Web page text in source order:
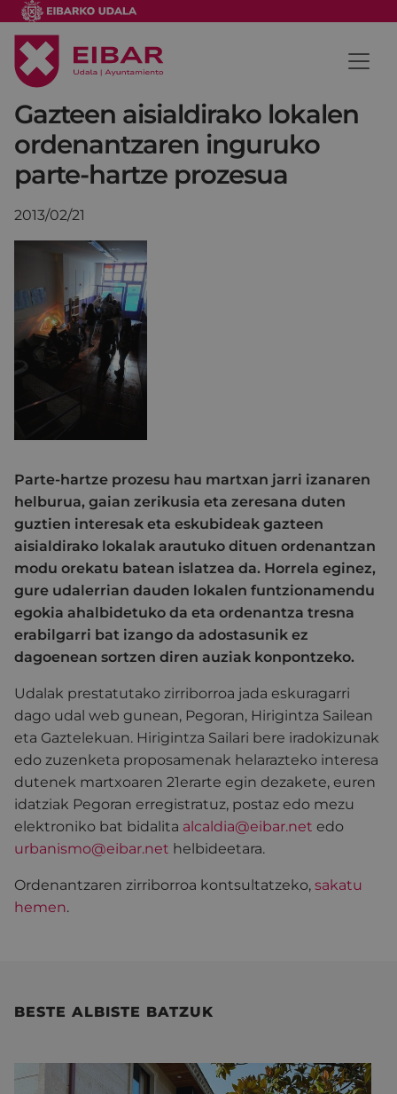
Gazteen aisialdirako lokalen
ordenantzaren inguruko
parte-hartze prozesua
2013/02/21
Parte-hartze prozesu hau martxan jarri izanaren
helburua, gaian zerikusia eta zeresana duten
guztien interesak eta eskubideak gazteen
aisialdirako lokalak arautuko dituen ordenantzan
modu orekatu batean islatzea da. Horrela eginez,
gure udalerrian dauden lokalen funtzionamendu
egokia ahalbidetuko da eta ordenantza tresna
erabilgarri bat izango da adostasunik ez
dagoenean sortzen diren auziak konpontzeko.
Udalak prestatutako zirriborroa jada eskuragarri
dago udal web gunean, Pegoran, Hirigintza Sailean
eta Gaztelekuan. Hirigintza Sailari bere iradokizunak
edo zuzenketa proposamenak helarazteko interesa
dutenek martxoaren 21erarte egin dezakete, euren
idatziak Pegoran erregistratuz, postaz edo mezu
elektroniko bat bidalita alcaldia@eibar.net edo
urbanismo@eibar.net helbideetara.
Ordenantzaren zirriborroa kontsultatzeko, sakatu
hemen.
BESTE ALBISTE BATZUK